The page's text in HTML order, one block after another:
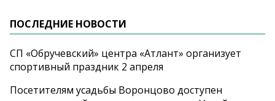
ПОСЛЕДНИЕ НОВОСТИ
СП «Обручевский» центра «Атлант» организует
спортивный праздник 2 апреля
Посетителям усадьбы Воронцово доступен